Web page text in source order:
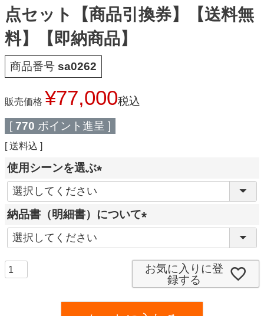
点セット【商品引換券】【送料無
料】【即納商品】
商品番号 sa0262
販売価格 ¥77,000税込
[ 770 ポイント進呈 ]
送料込
使用シーンを選ぶ
必
須
納品書（明細書）について
必
須
)
お気に入りに登
録する